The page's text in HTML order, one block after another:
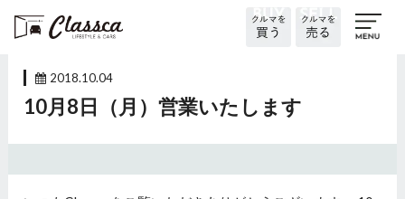
2018.10.04
10月8日（月）営業いたします